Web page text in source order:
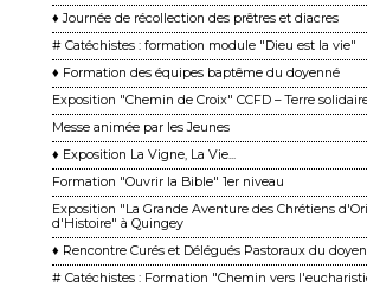
♦ Journée de récollection des prêtres et diacres
# Catéchistes : formation module "Dieu est la vie"
♦ Formation des équipes baptême du doyenné
Exposition "Chemin de Croix" CCFD – Terre
Messe animée par les Jeunes
♦ Exposition La Vigne, La Vie...
Formation "Ouvrir la Bible" 1er niveau
Exposition "La Grande Aventure des Chrétiens
d'Histoire" à Quingey
♦ Rencontre Curés et Délégués Pastoraux du
# Catéchistes : Formation "Chemin vers